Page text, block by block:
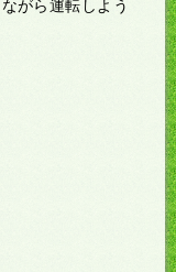
がら運転しよう